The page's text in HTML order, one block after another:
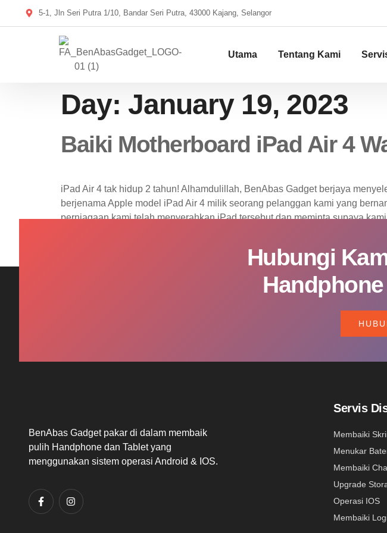
5-1, Jln Seri Putra 1/10, Bandar Seri Putra, 43000 Kajang, Selangor
Utama Tentang Kami
Day: January 19, 2023
Baiki Motherboard iPad Air 4
iPad Air 4 tak hidup 2 tahun! Alhamdulillah, BenAbas Gadget berjaya
berjenama Apple model iPad Air 4 milik seorang pelanggan kami yang
perniagaan kami telah menyerahkan iPad tersebut dan meminta supaya
Hubungi
BenAbas Gadget pakar di dalam membaik
pulih Handphone dan Tablet yang
menggunakan sistem operasi Android & IOS.
Servis
Membaiki
Menukar
Membaiki
Upgrade
Operasi IOS
Membaiki